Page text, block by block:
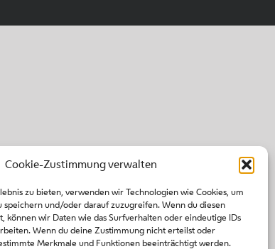
Cookie-Zustimmung verwalten
zu bieten, verwenden wir Technologien wie Cookies, um
und/oder darauf zuzugreifen. Wenn du diesen
können wir Daten wie das Surfverhalten oder eindeutige IDs
Wenn du deine Zustimmung nicht erteilst oder
Merkmale und Funktionen beeinträchtigt werden.